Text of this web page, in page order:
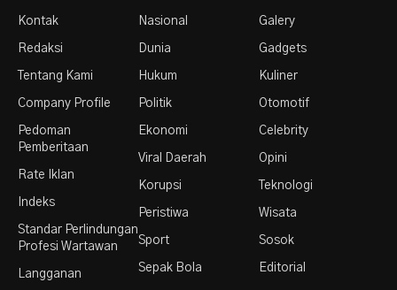
Kontak
Redaksi
Tentang Kami
Company Profile
Pedoman
Pemberitaan
Rate Iklan
Indeks
Standar Perlindungan
Profesi Wartawan
Langganan
Nasional
Dunia
Hukum
Politik
Ekonomi
Viral Daerah
Korupsi
Peristiwa
Sport
Sepak Bola
Galery
Gadgets
Kuliner
Otomotif
Celebrity
Opini
Teknologi
Wisata
Sosok
Editorial